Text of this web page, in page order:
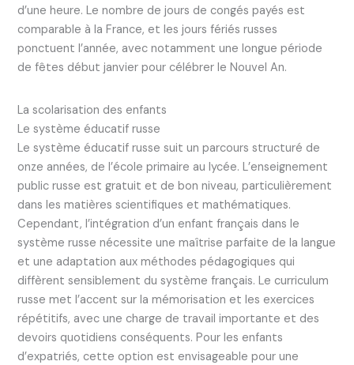
d’une heure. Le nombre de jours de congés payés est
comparable à la France, et les jours fériés russes
ponctuent l’année, avec notamment une longue période
de fêtes début janvier pour célébrer le Nouvel An.
La scolarisation des enfants
Le système éducatif russe
Le système éducatif russe suit un parcours structuré de
onze années, de l’école primaire au lycée. L’enseignement
public russe est gratuit et de bon niveau, particulièrement
dans les matières scientifiques et mathématiques.
Cependant, l’intégration d’un enfant français dans le
système russe nécessite une maîtrise parfaite de la langue
et une adaptation aux méthodes pédagogiques qui
diffèrent sensiblement du système français. Le curriculum
russe met l’accent sur la mémorisation et les exercices
répétitifs, avec une charge de travail importante et des
devoirs quotidiens conséquents. Pour les enfants
d’expatriés, cette option est envisageable pour une